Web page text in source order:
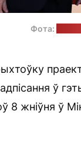
Фота:
ў
8 жніўня ў